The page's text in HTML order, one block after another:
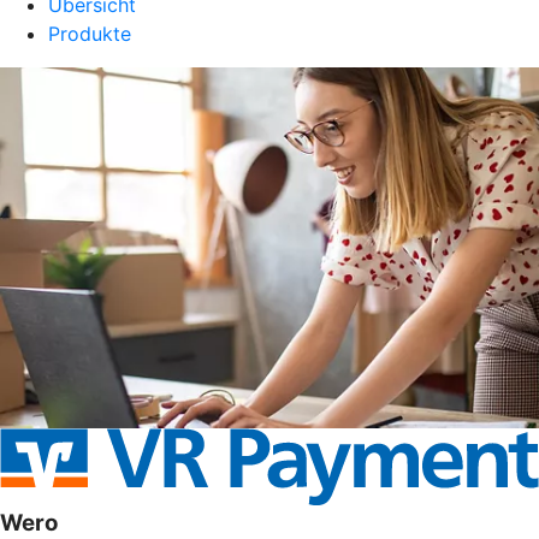
Übersicht
Produkte
Wero